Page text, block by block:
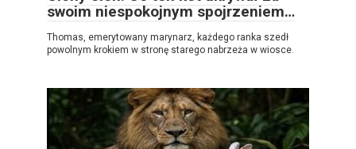
swoim niespokojnym spojrzeniem…
Thomas, emerytowany marynarz, każdego ranka szedł
powolnym krokiem w stronę starego nabrzeża w wiosce.